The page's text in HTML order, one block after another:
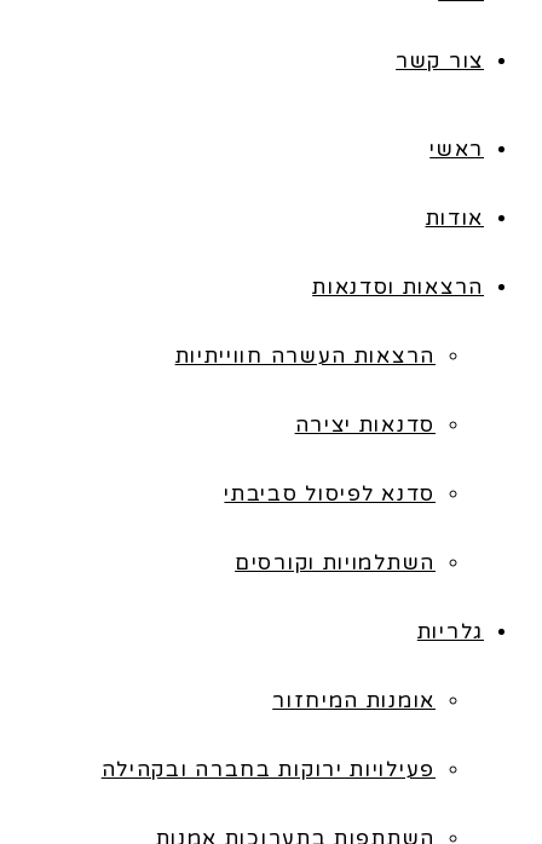
צור קשר
ראשי
אודות
הרצאות וסדנאות
הרצאות העשרה חווייתיות
סדנאות יצירה
סדנא לפיסול סביבתי
השתלמויות וקורסים
גלריות
אומנות המיחזור
פעילויות ירוקות בחברה ובקהילה
השתתפות בתערוכות אמנות